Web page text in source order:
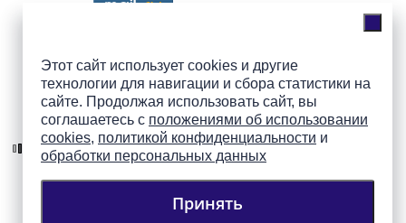
Этот сайт использует cookies и другие
технологии для навигации и сбора статистики на
сайте. Продолжая использовать сайт, вы
соглашаетесь с положениями об использовании
cookies, политикой конфиденциальности и
обработки персональных данных
Принять
Подпишись на группы
ПАИ в соцсетях!